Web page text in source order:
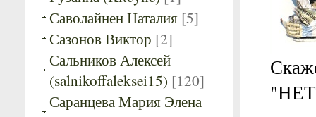
Саволайнен Наталия [5]
Сазонов Виктор [2]
Сальников Алексей
(salnikoffaleksei15) [120]
Саранцева Мария Элена